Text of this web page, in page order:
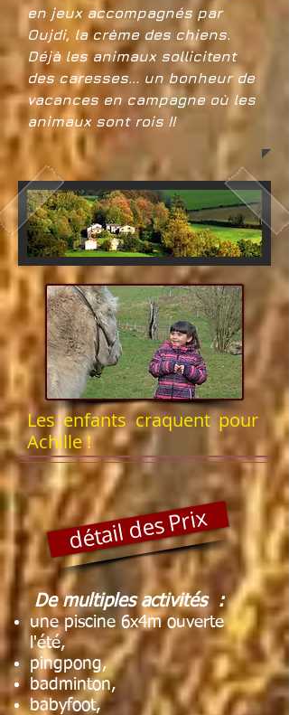
en jeux accompagnés par
Oujdi, la crème des chiens.
Déjà les animaux sollicitent
des caresses... un bonheur de
vacances en campagne où les
animaux sont rois !!
Les enfants craquent pour
Achille !
détail des Prix
De multiples activités :
une piscine 6x4m ouverte
l'été,
pingpong,
badminton,
babyfoot,